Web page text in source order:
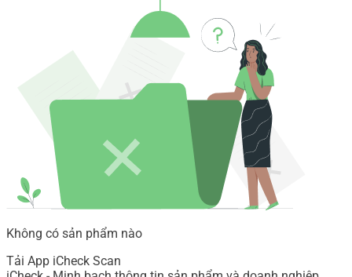
Không có sản phẩm nào
Tải App iCheck Scan